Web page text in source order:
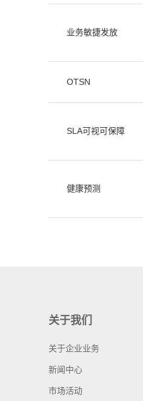
业务敏捷发放
OTSN
SLA可视可保障
健康预测
关于我们
关于企业业务
新闻中心
市场活动